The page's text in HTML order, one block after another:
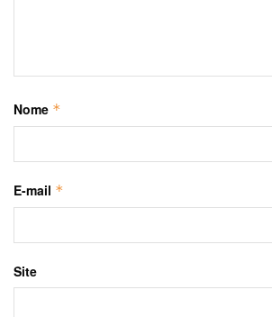
Nome *
E-mail *
Site